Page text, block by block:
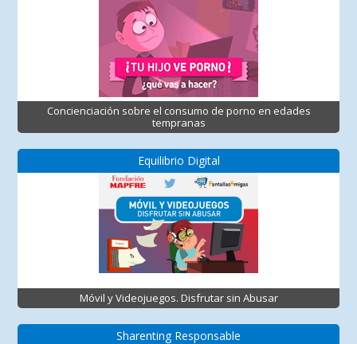
Concienciación sobre el consumo de porno en edades
tempranas
Equilibrio Digital
Móvil y Videojuegos. Disfrutar sin Abusar
Sharenting Responsable